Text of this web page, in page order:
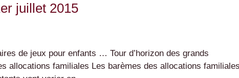
juillet 2015
de jeux pour enfants … Tour d’horizon des grands
allocations familiales Les barèmes des allocations familiales